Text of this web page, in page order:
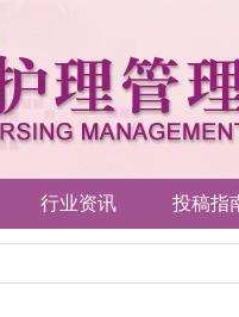
行业资讯 投稿指